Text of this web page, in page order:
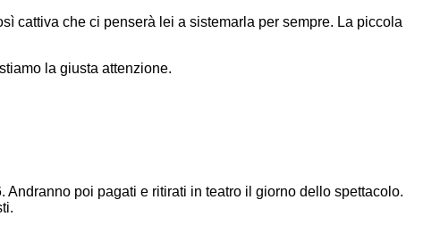
cattiva che ci penserà lei a sistemarla per sempre. La piccola
la giusta attenzione.
poi pagati e ritirati in teatro il giorno dello spettacolo.